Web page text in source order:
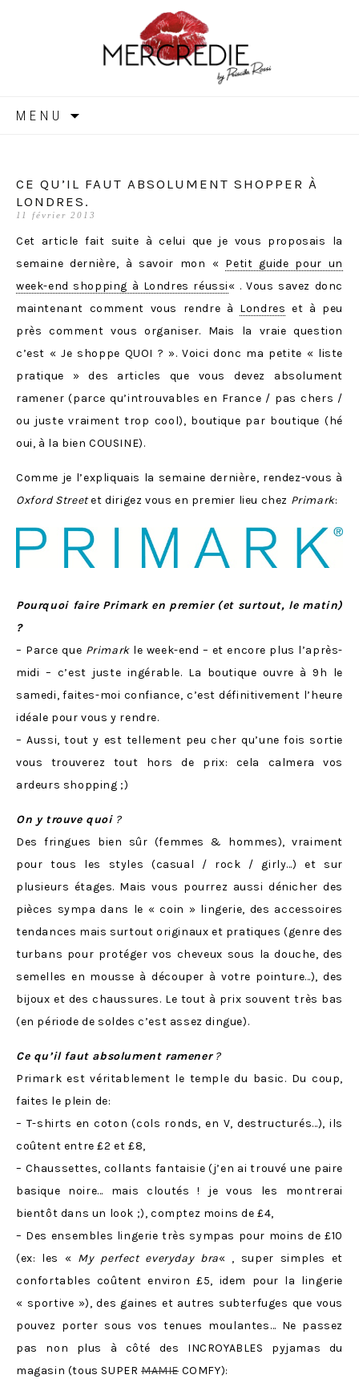
MERCREDIE
MENU
CE QU’IL FAUT ABSOLUMENT SHOPPER À
LONDRES.
11 février 2013
Cet article fait suite à celui que je vous proposais la
semaine dernière, à savoir mon « Petit guide pour un
week-end shopping à Londres réussi« . Vous savez donc
maintenant comment vous rendre à Londres et à peu
près comment vous organiser. Mais la vraie question
c’est « Je shoppe QUOI ? ». Voici donc ma petite « liste
pratique » des articles que vous devez absolument
ramener (parce qu’introuvables en France / pas chers /
ou juste vraiment trop cool), boutique par boutique (hé
oui, à la bien COUSINE).
Comme je l’expliquais la semaine dernière, rendez-vous à
Oxford Streetet dirigez vous en premier lieu chez Primark:
Pourquoi faire Primark en premier (et surtout, le matin)
?
– Parce que Primarkle week-end – et encore plus l’après-
midi – c’est juste ingérable. La boutique ouvre à 9h le
samedi, faites-moi confiance, c’est définitivement l’heure
idéale pour vous y rendre.
– Aussi, tout y est tellement peu cher qu’une fois sortie
vous trouverez tout hors de prix: cela calmera vos
ardeurs shopping ;)
On y trouve quoi?
Des fringues bien sûr (femmes & hommes), vraiment
pour tous les styles (casual / rock / girly…) et sur
plusieurs étages. Mais vous pourrez aussi dénicher des
pièces sympa dans le « coin » lingerie, des accessoires
tendances mais surtout originaux et pratiques (genre des
turbans pour protéger vos cheveux sous la douche, des
semelles en mousse à découper à votre pointure…), des
bijoux et des chaussures. Le tout à prix souvent très bas
(en période de soldes c’est assez dingue).
Ce qu’il faut absolument ramener?
Primark est véritablement le temple du basic. Du coup,
faites le plein de:
– T-shirts en coton (cols ronds, en V, destructurés…), ils
coûtent entre £2 et £8,
– Chaussettes, collants fantaisie (j’en ai trouvé une paire
basique noire… mais cloutés ! je vous les montrerai
bientôt dans un look ;), comptez moins de £4,
– Des ensembles lingerie très sympas pour moins de £10
(ex: les « My perfect everyday bra« , super simples et
confortables coûtent environ £5, idem pour la lingerie
« sportive »), des gaines et autres subterfuges que vous
pouvez porter sous vos tenues moulantes… Ne passez
pas non plus à côté des INCROYABLES pyjamas du
magasin (tous SUPER MAMIE COMFY):